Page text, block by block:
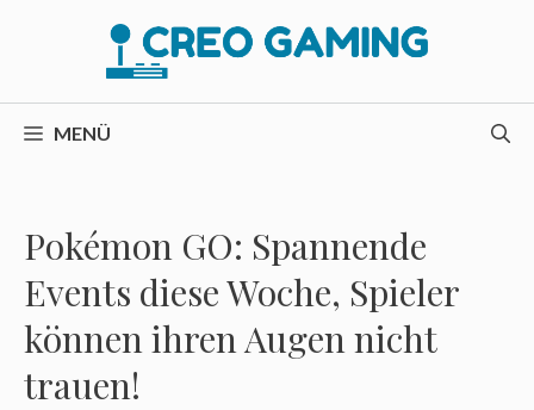
MENÜ
Pokémon GO: Spannende
Events diese Woche, Spieler
können ihren Augen nicht
trauen!